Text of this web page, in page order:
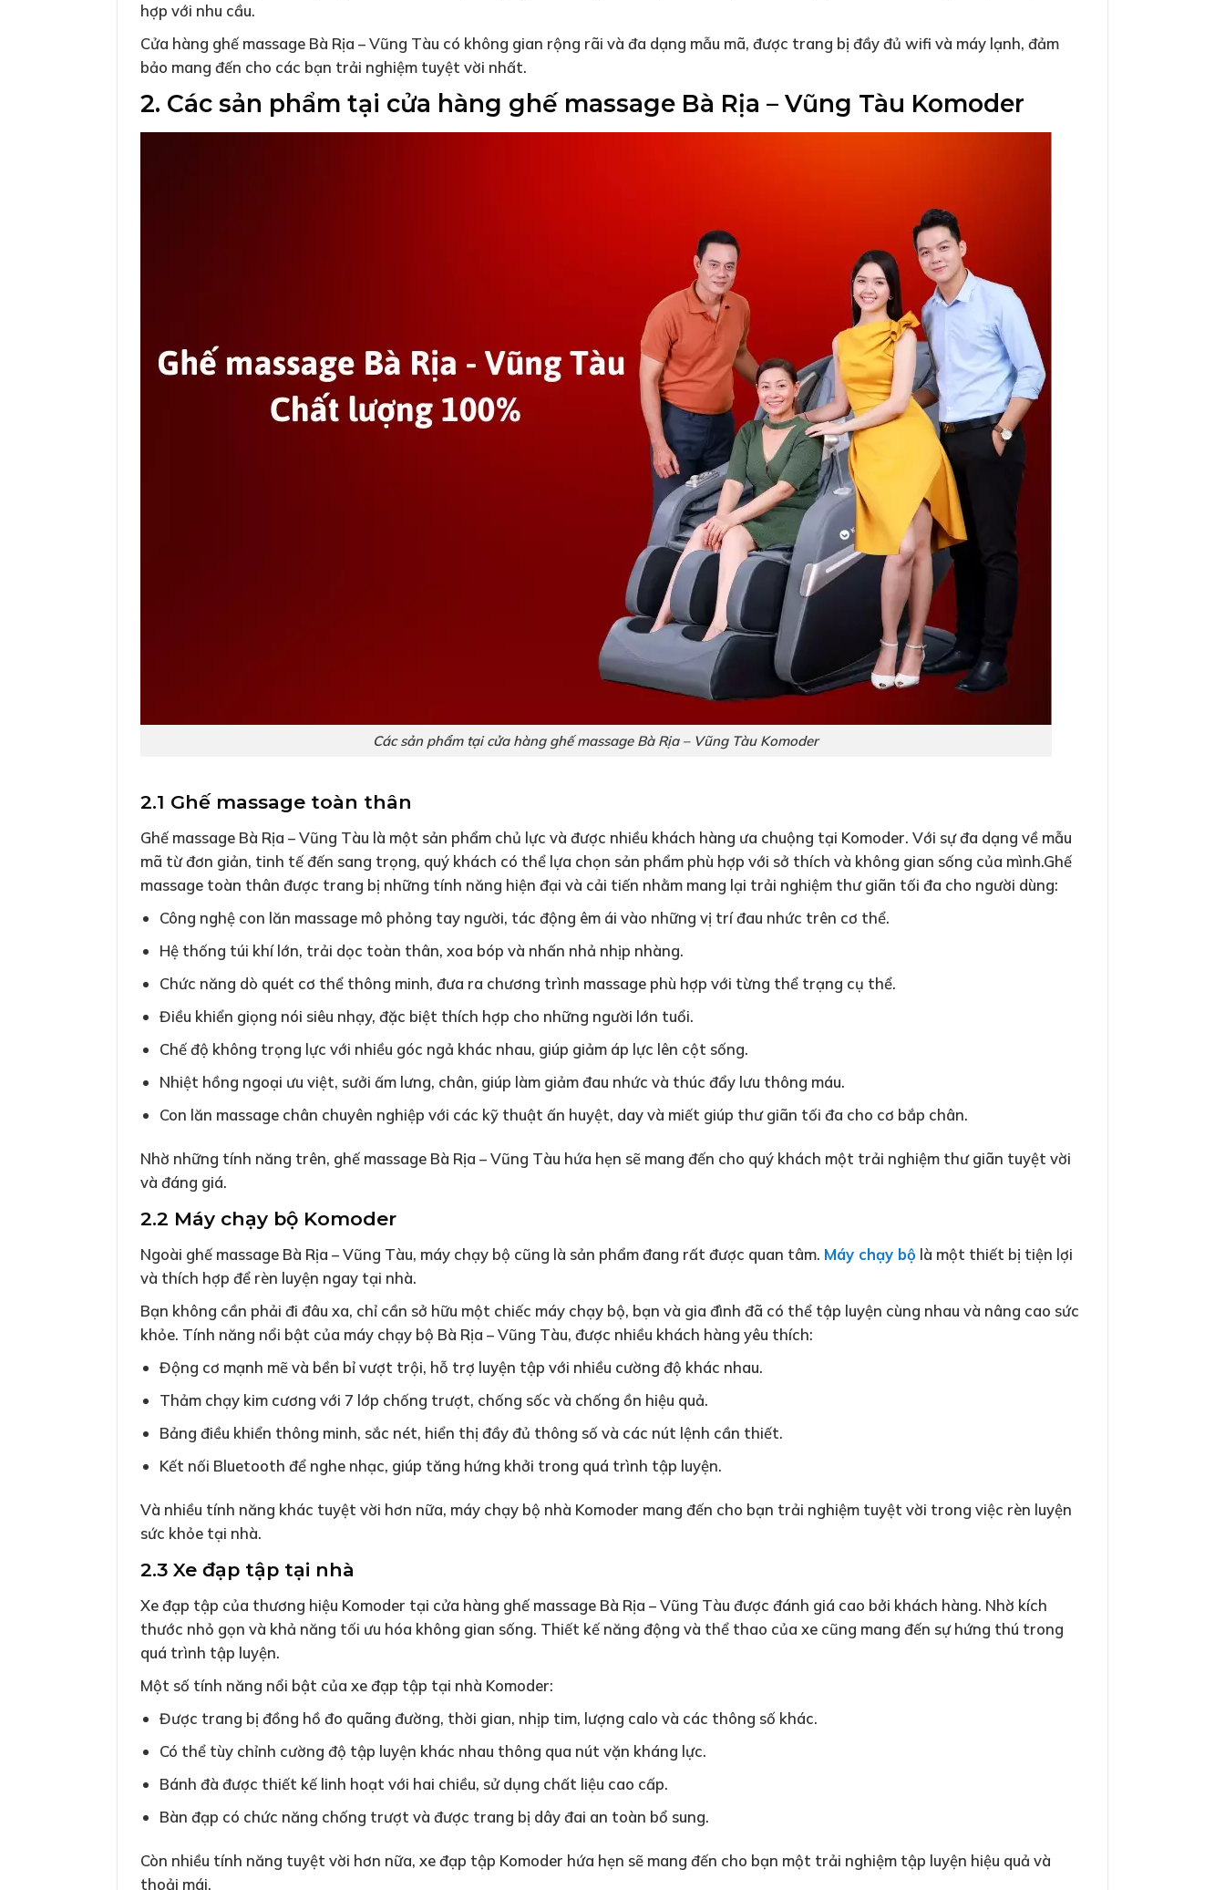
hợp với nhu cầu.
Cửa hàng ghế massage Bà Rịa – Vũng Tàu có không gian rộng rãi và đa dạng mẫu mã, được trang bị đầy đủ wifi và máy lạnh, đảm
bảo mang đến cho các bạn trải nghiệm tuyệt vời nhất.
2. Các sản phẩm tại cửa hàng ghế massage Bà Rịa – Vũng Tàu Komoder
Các sản phẩm tại cửa hàng ghế massage Bà Rịa – Vũng Tàu Komoder
2.1 Ghế massage toàn thân
Ghế massage Bà Rịa – Vũng Tàu là một sản phẩm chủ lực và được nhiều khách hàng ưa chuộng tại Komoder. Với sự đa dạng về mẫu
mã từ đơn giản, tinh tế đến sang trọng, quý khách có thể lựa chọn sản phẩm phù hợp với sở thích và không gian sống của mình.Ghế
massage toàn thân được trang bị những tính năng hiện đại và cải tiến nhằm mang lại trải nghiệm thư giãn tối đa cho người dùng:
Công nghệ con lăn massage mô phỏng tay người, tác động êm ái vào những vị trí đau nhức trên cơ thể.
Hệ thống túi khí lớn, trải dọc toàn thân, xoa bóp và nhấn nhả nhịp nhàng.
Chức năng dò quét cơ thể thông minh, đưa ra chương trình massage phù hợp với từng thể trạng cụ thể.
Điều khiển giọng nói siêu nhạy, đặc biệt thích hợp cho những người lớn tuổi.
Chế độ không trọng lực với nhiều góc ngả khác nhau, giúp giảm áp lực lên cột sống.
Nhiệt hồng ngoại ưu việt, sưởi ấm lưng, chân, giúp làm giảm đau nhức và thúc đẩy lưu thông máu.
Con lăn massage chân chuyên nghiệp với các kỹ thuật ấn huyệt, day và miết giúp thư giãn tối đa cho cơ bắp chân.
Nhờ những tính năng trên, ghế massage Bà Rịa – Vũng Tàu hứa hẹn sẽ mang đến cho quý khách một trải nghiệm thư giãn tuyệt vời
và đáng giá.
2.2 Máy chạy bộ Komoder
Ngoài ghế massage Bà Rịa – Vũng Tàu, máy chạy bộ cũng là sản phẩm đang rất được quan tâm. Máy chạy bộlà một thiết bị tiện lợi
và thích hợp để rèn luyện ngay tại nhà.
Bạn không cần phải đi đâu xa, chỉ cần sở hữu một chiếc máy chạy bộ, bạn và gia đình đã có thể tập luyện cùng nhau và nâng cao sức
khỏe. Tính năng nổi bật của máy chạy bộ Bà Rịa – Vũng Tàu, được nhiều khách hàng yêu thích:
Động cơ mạnh mẽ và bền bỉ vượt trội, hỗ trợ luyện tập với nhiều cường độ khác nhau.
Thảm chạy kim cương với 7 lớp chống trượt, chống sốc và chống ồn hiệu quả.
Bảng điều khiển thông minh, sắc nét, hiển thị đầy đủ thông số và các nút lệnh cần thiết.
Kết nối Bluetooth để nghe nhạc, giúp tăng hứng khởi trong quá trình tập luyện.
Và nhiều tính năng khác tuyệt vời hơn nữa, máy chạy bộ nhà Komoder mang đến cho bạn trải nghiệm tuyệt vời trong việc rèn luyện
sức khỏe tại nhà.
2.3 Xe đạp tập tại nhà
Xe đạp tập của thương hiệu Komoder tại cửa hàng ghế massage Bà Rịa – Vũng Tàu được đánh giá cao bởi khách hàng. Nhờ kích
thước nhỏ gọn và khả năng tối ưu hóa không gian sống. Thiết kế năng động và thể thao của xe cũng mang đến sự hứng thú trong
quá trình tập luyện.
Một số tính năng nổi bật của xe đạp tập tại nhà Komoder:
Được trang bị đồng hồ đo quãng đường, thời gian, nhịp tim, lượng calo và các thông số khác.
Có thể tùy chỉnh cường độ tập luyện khác nhau thông qua nút vặn kháng lực.
Bánh đà được thiết kế linh hoạt với hai chiều, sử dụng chất liệu cao cấp.
Bàn đạp có chức năng chống trượt và được trang bị dây đai an toàn bổ sung.
Còn nhiều tính năng tuyệt vời hơn nữa, xe đạp tập Komoder hứa hẹn sẽ mang đến cho bạn một trải nghiệm tập luyện hiệu quả và
thoải mái.